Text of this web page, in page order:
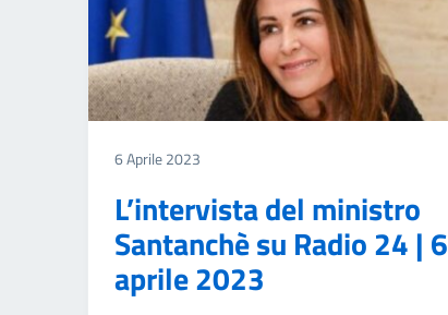
6 Aprile 2023
L’intervista del ministro
Santanchè su Radio 24 | 6
aprile 2023